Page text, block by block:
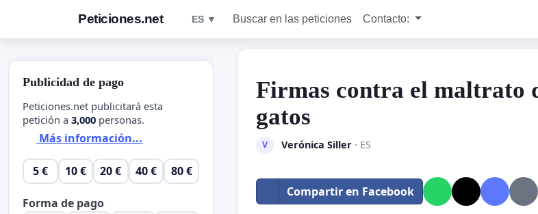
Peticiones.net ES ▼ Buscar en las peticiones Contacto:
Firmas contra el maltrato
gatos
V Verónica Siller· ES
Compartir en Facebook
Publicidad de pago
Peticiones.net publicitará esta
petición a 3,000 personas.
Más información...
5 € 10 € 20 € 40 € 80 €
Forma de pago